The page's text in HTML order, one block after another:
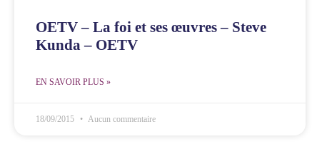
OETV – La foi et ses œuvres – Steve
Kunda – OETV
EN SAVOIR PLUS »
18/09/2015 Aucun commentaire